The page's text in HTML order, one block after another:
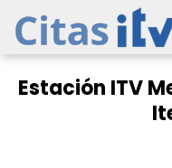
Estación ITV